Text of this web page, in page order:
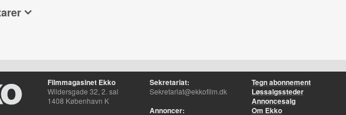
Filmmagasinet Ekko
Wildersgade 32, 2. sal
1408 København K
Sekretariat:
Sekretariat@ekkofilm.dk
Annoncer:
Tegn abonnement
Løssalgssteder
Annoncesalg
Om Ekko